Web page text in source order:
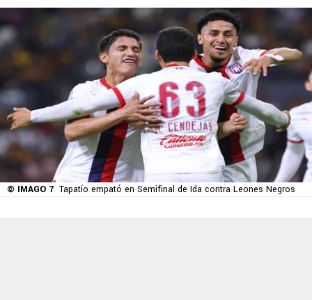
© IMAGO 7 Tapatío empató en Semifinal de Ida contra Leones Negros